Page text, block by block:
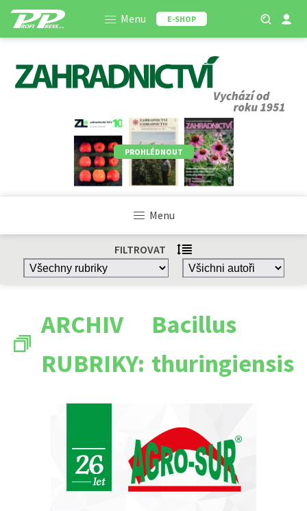
Menu E-SHOP
PROHLÉDNOUT
Menu
FILTROVAT
ARCHIV
RUBRIKY:
Bacillus
thuringiensis